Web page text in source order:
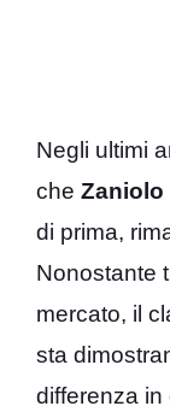
Negli ultimi
che Zaniolo
di prima,
Nonostante
mercato, il
sta
differenza in